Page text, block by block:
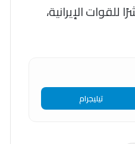
الإيرانية،
تيليجرام